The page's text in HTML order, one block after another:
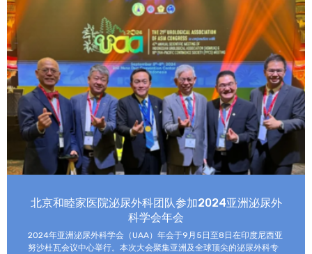
位像“被狼咬了一样”。 在临床上，患者的皮肤会出现星星点点的红
斑，这些红斑有时以蝴蝶的形状出现在面部，有时散布在全身任何部
位。 95%以上的红斑狼疮都是系统性损害为主，除了皮肤以外，在
肾脏、关节、心脏、肺部甚至脑部，都有损害。复发是红斑狼疮患者
一生要面对的，也是治疗中最难跨过去的坎儿，不少患者在复发-缓
解-再复发中不断被消耗和伤害。 如何及早发现红斑狼疮？ 红斑狼疮
的发病机制至今尚未完全明晰，以下是其高危因素和高发人群： 高危
因素 遗传因素：患者发病多数都是和遗传因素有关，家族中有直系或
者旁系亲属发生过这样的疾病，说明在基因中带有这种疾病的发病因
子，患病风险会增加。 内分泌因素：雌激素是狼疮的一大重要诱发原
因，常吃避孕药、以及怀孕妊娠时，人体雌激素水平升高，易使狼疮
患者病情加重。 自身免疫系统失调：免疫异常是诱发狼疮的最主要原
因，当免疫系统出现紊乱，应当注意避开诱发因素。 环境因素：辐射
和化学元素慢性中毒都会对人的免疫系统造成伤害。如果长期处于有
性，因此女性相对男性而言较容易得这种疾病，而18~40岁的育龄期
女性相较于其他年纪的女性则更容易患病。 那么，如何及早识别和
发现红斑狼疮呢？临床表现和症状是一个重要突破点： 皮肤是系统
性红斑狼疮患者最主要的受累器官，因此，很多狼疮最早是在皮肤科
北京和睦家医院泌尿外科团队参加2024亚洲泌尿外
科学会年会
2024年亚洲泌尿外科学会（UAA）年会于9月5日至8日在印度尼西亚
努沙杜瓦会议中心举行。本次大会聚集亚洲及全球顶尖的泌尿外科专